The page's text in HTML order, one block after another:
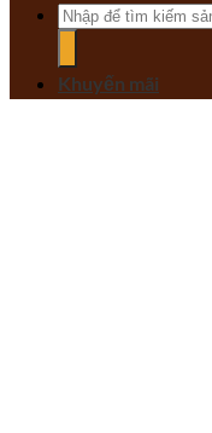
Tìm
kiếm:
Khuyến mãi